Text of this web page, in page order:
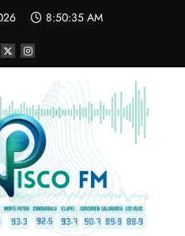
8:50:35 AM